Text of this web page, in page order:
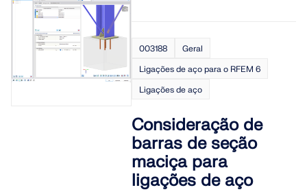
003188
Geral
Ligações de aço para o RFEM 6
Ligações de aço
Consideração de
barras de seção
maciça para
ligações de aço